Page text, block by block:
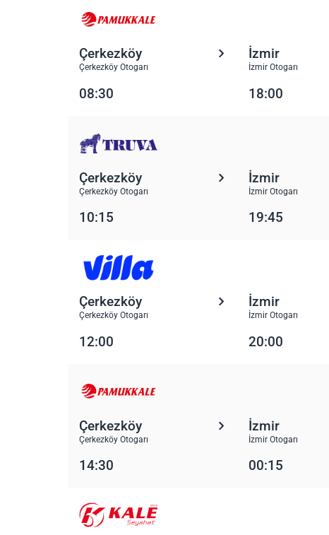
Çerkezköy
Çerkezköy Otogarı
İzmir
İzmir Otogarı
08:30 18:00
Çerkezköy
Çerkezköy Otogarı
İzmir
İzmir Otogarı
10:15 19:45
Çerkezköy
Çerkezköy Otogarı
İzmir
İzmir Otogarı
12:00 20:00
Çerkezköy
Çerkezköy Otogarı
İzmir
İzmir Otogarı
14:30 00:15